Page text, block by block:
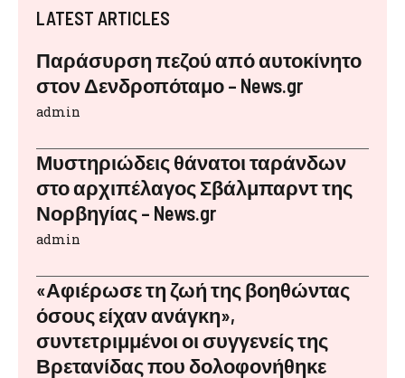
LATEST ARTICLES
Παράσυρση πεζού από αυτοκίνητο
στον Δενδροπόταμο – News.gr
admin
Μυστηριώδεις θάνατοι ταράνδων
στο αρχιπέλαγος Σβάλμπαρντ της
Νορβηγίας – News.gr
admin
«Αφιέρωσε τη ζωή της βοηθώντας
όσους είχαν ανάγκη»,
συντετριμμένοι οι συγγενείς της
Βρετανίδας που δολοφονήθηκε